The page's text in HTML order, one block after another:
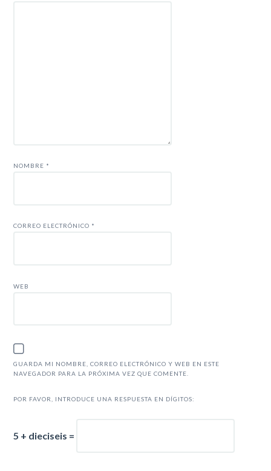
NOMBRE *
CORREO ELECTRÓNICO *
WEB
GUARDA MI NOMBRE, CORREO ELECTRÓNICO Y WEB EN ESTE
NAVEGADOR PARA LA PRÓXIMA VEZ QUE COMENTE.
POR FAVOR, INTRODUCE UNA RESPUESTA EN DÍGITOS:
5 + dieciseis =